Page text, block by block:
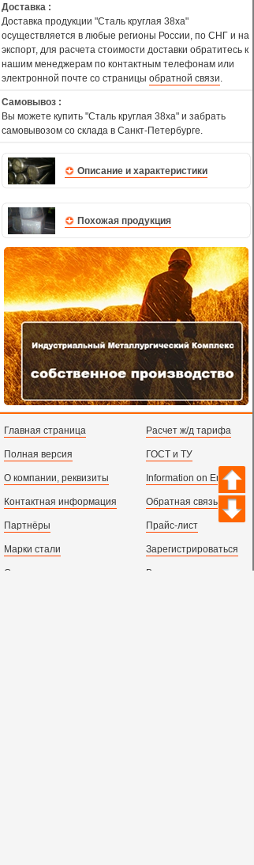
Доставка :
Доставка продукции "Сталь круглая 38ха"
осуществляется в любые регионы России, по СНГ и на
экспорт, для расчета стоимости доставки обратитесь к
нашим менеджерам по контактным телефонам или
электронной почте со страницы обратной связи.
Самовывоз :
Вы можете купить "Сталь круглая 38ха" и забрать
самовывозом со склада в Санкт-Петербурге.
Описание и характеристики
Похожая продукция
Главная страница
Полная версия
О компании, реквизиты
Контактная информация
Партнёры
Марки стали
Сортамент металлопроката
Расчет ж/д тарифа
ГОСТ и ТУ
Information on English
Обратная связь
Прайс-лист
Зарегистрироваться
Вход с паролем